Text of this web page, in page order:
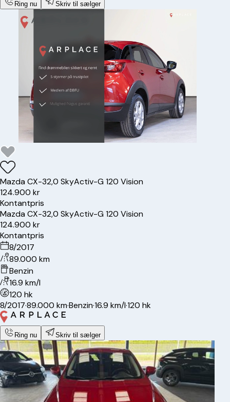
Ring nu Skriv til sælger
MazdaCX-32,0 SkyActiv-G 120 Vision
124.900 kr
Kontantpris
MazdaCX-32,0 SkyActiv-G 120 Vision
124.900 kr
Kontantpris
8/2017
89.000 km
Benzin
16.9 km/l
120 hk
8/2017·89.000 km·Benzin·16.9 km/l·120 hk
Ring nu Skriv til sælger